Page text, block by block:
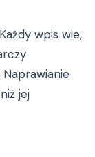
wpis wie,
jej